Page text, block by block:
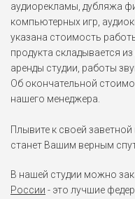
аудиорекламы, дубляжа
компьютерных игр,
указана стоимость
продукта складывается
аренды студии, работы
Об окончательной
нашего менеджера.
Плывите к своей
станет Вашим верным
В нашей студии можно
России - это лучшие